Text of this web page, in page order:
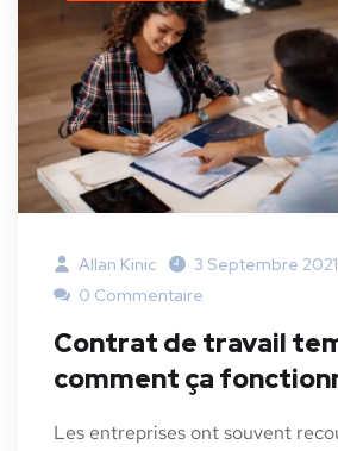
Allan Kinic
3 Septembre 2021
0 Commentaire
Contrat de travail
comment ça
Les entreprises ont souvent